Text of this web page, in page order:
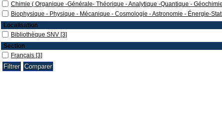
Chimie ( Organique -Générale- Théorique - Analytique -Quantique -
Biophysique - Physique - Mécanique - Cosmologie - Astronomie - Énergie-
Localisation
Bibliothèque SNV [3]
Section
Français [3]